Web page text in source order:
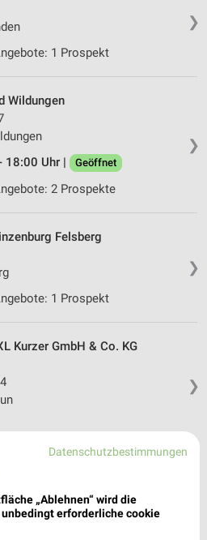
❯
1 Prospekt
❯
Wildungen
18:00 Uhr |
Geöffnet
2 Prospekte
❯
Felsberg
1 Prospekt
❯
Kurzer GmbH & Co. KG
Alheim
24
Datenschutzbestimmungen
„Ablehnen“ wird die
erforderliche cookie